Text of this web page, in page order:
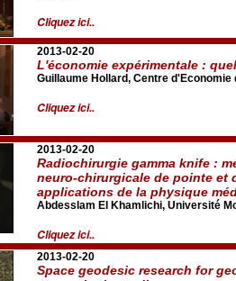
Cliquez ici..
2013-02-20
L'économie expérimentale :
Guillaume Hollard, Centre d'Economie
Cliquez ici..
2013-02-20
Radiochirurgie gamma knife :
neuro-chirurgicale de pointe et
applications de la physique
Abdesslam El Khamlichi, Université
Cliquez ici..
2013-02-20
Space geodesic research for